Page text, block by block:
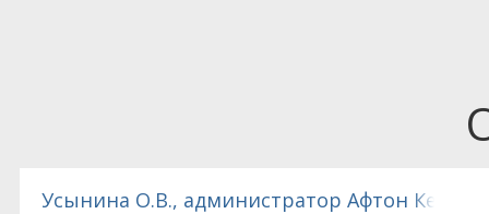
Усынина О.В., администратор Афтон